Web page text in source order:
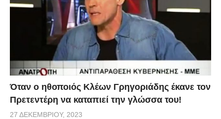
Όταν ο ηθοποιός Κλέων Γρηγοριάδης έκανε τον
Πρετεντέρη να καταπιεί την γλώσσα του!
27 ΔΕΚΕΜΒΡΊΟΥ, 2023